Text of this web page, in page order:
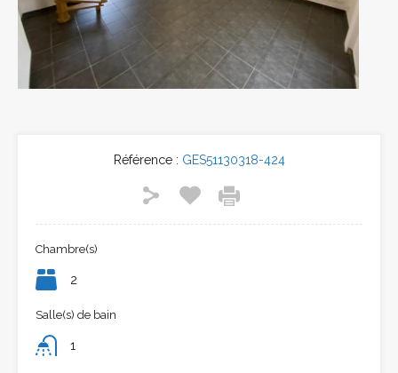
Référence : GES51130318-424
Chambre(s)
2
Salle(s) de bain
1